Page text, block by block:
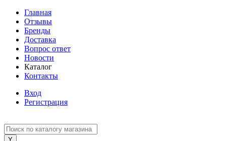
Главная
Отзывы
Бренды
Доставка
Вопрос ответ
Новости
Каталог
Контакты
Вход
Регистрация